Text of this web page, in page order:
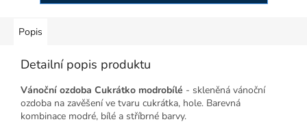
Popis
Detailní popis produktu
Vánoční ozdoba Cukrátko modrobílé - skleněná vánoční
ozdoba na zavěšení ve tvaru cukrátka, hole. Barevná
kombinace modré, bílé a stříbrné barvy.